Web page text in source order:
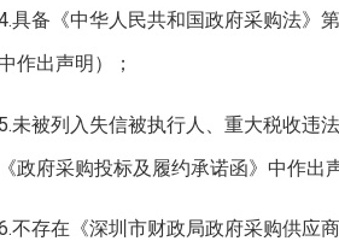
具备《中华人民共和国政府采购法》
中作出声明）；
5.未被列入失信被执行人、重大税收违
《政府采购投标及履约承诺函》中作出
不存在《深圳市财政局政府采购供应